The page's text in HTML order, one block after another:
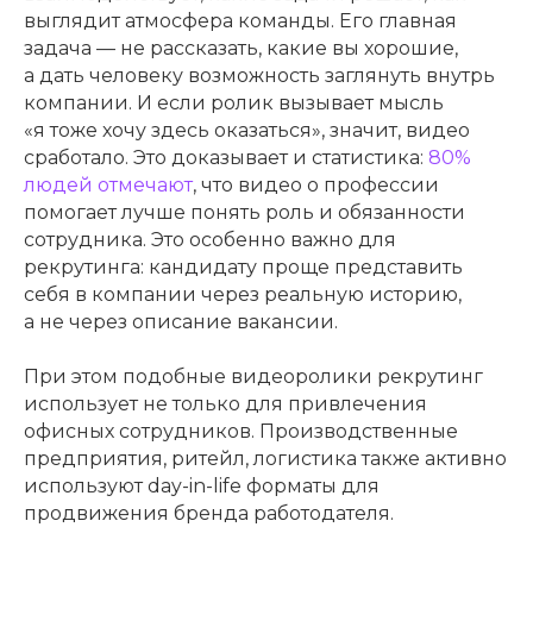
выглядит атмосфера команды. Его главная
задача — не рассказать, какие вы хорошие,
а дать человеку возможность заглянуть внутрь
компании. И если ролик вызывает мысль
«я тоже хочу здесь оказаться», значит, видео
сработало. Это доказывает и статистика: 80%
людей отмечают, что видео о профессии
помогает лучше понять роль и обязанности
сотрудника. Это особенно важно для
рекрутинга: кандидату проще представить
себя в компании через реальную историю,
а не через описание вакансии.
При этом подобные видеоролики рекрутинг
использует не только для привлечения
офисных сотрудников. Производственные
предприятия, ритейл, логистика также активно
используют day-in-life форматы для
продвижения бренда работодателя.